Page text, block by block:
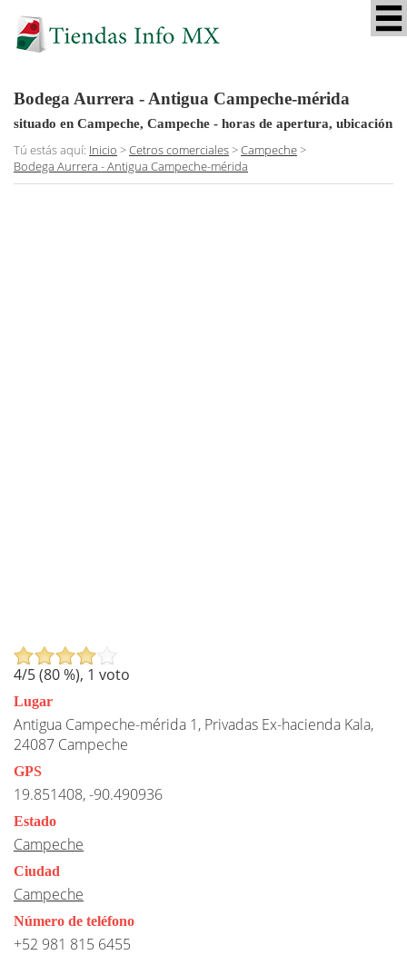
Bodega Aurrera - Antigua Campeche-mérida
situado en Campeche, Campeche - horas de apertura, ubicación
Tú estás aquí: Inicio >Cetros comerciales>Campeche>
Bodega Aurrera - Antigua Campeche-mérida
4/5 (80%), 1 voto
Lugar
Antigua Campeche-mérida 1, Privadas Ex-hacienda Kala,
24087 Campeche
GPS
19.851408, -90.490936
Estado
Campeche
Ciudad
Campeche
Número de teléfono
+52 981 815 6455